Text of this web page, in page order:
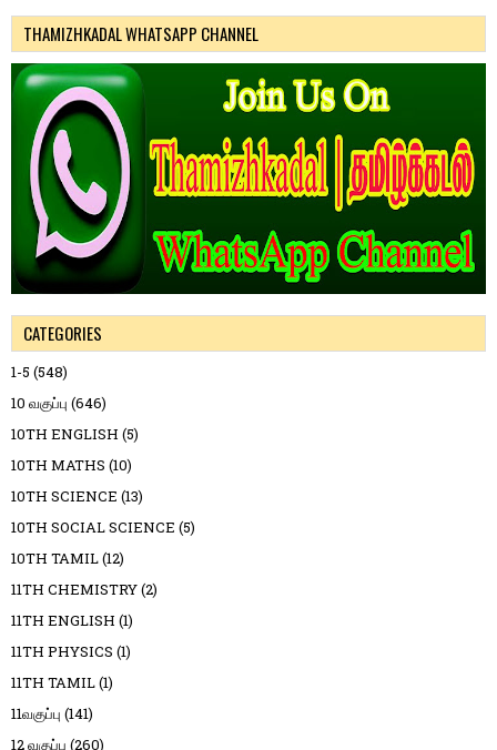
THAMIZHKADAL WHATSAPP CHANNEL
CATEGORIES
1-5 (548)
10 வகுப்பு (646)
10TH ENGLISH (5)
10TH MATHS (10)
10TH SCIENCE (13)
10TH SOCIAL SCIENCE (5)
10TH TAMIL(12)
11TH CHEMISTRY(2)
11TH ENGLISH (1)
11TH PHYSICS (1)
11TH TAMIL(1)
11வகுப்பு (141)
12 வகுப்பு (260)